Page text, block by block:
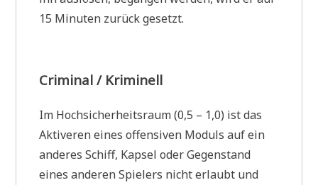
15 Minuten zurück gesetzt.
Criminal / Kriminell
Im Hochsicherheitsraum (0,5 – 1,0) ist das
Aktiveren eines offensiven Moduls auf ein
anderes Schiff, Kapsel oder Gegenstand
eines anderen Spielers nicht erlaubt und